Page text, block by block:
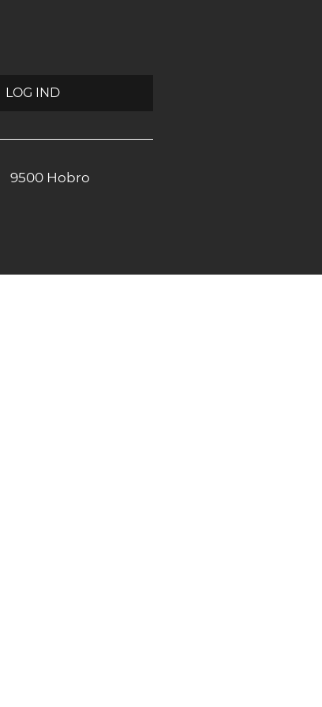
LOG IND
9500 Hobro